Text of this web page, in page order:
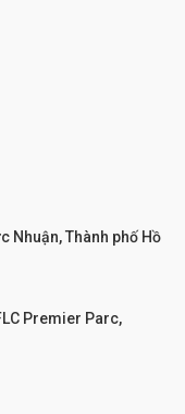
Nhuận, Thành phố Hồ
Premier Parc,